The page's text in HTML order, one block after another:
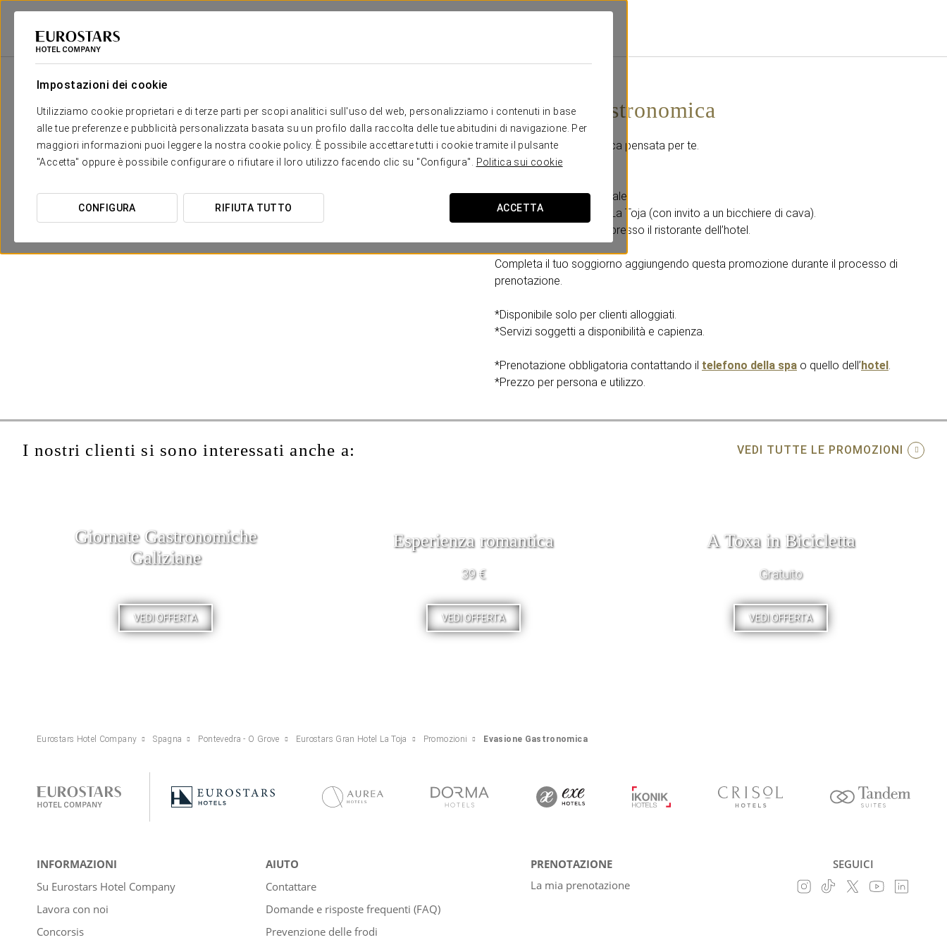
Impostazioni dei cookie
Utilizziamo cookie proprietari e di terze parti per scopi analitici sull'uso del web, personalizziamo i contenuti in base
alle tue preferenze e pubblicità personalizzata basata su un profilo dalla raccolta delle tue abitudini di navigazione. Per
maggiori informazioni puoi leggere la nostra cookie policy. È possibile accettare tutti i cookie tramite il pulsante
"Accetta" oppure è possibile configurare o rifiutare il loro utilizzo facendo clic su "Configura".
Politica sui cookie
CONFIGURA RIFIUTA TUTTO ACCETTA
Eurostars Hotel Company
Evasione gastronomica
Goditi un’esperienza unica pensata per te.
- Sessione nel club termale.
- Ingresso al casinò de La Toja (con invito a un bicchiere di cava).
- Cena menù dello chef presso il ristorante dell’hotel.
Completa il tuo soggiorno aggiungendo questa promozione durante il processo di
prenotazione.
*Disponibile solo per clienti alloggiati.
*Servizi soggetti a disponibilità e capienza.
*Prenotazione obbligatoria contattando il telefono della spa o quello dell’hotel.
*Prezzo per persona e utilizzo.
I nostri clienti si sono interessati anche a: VEDI TUTTE LE PROMOZIONI
Giornate Gastronomiche
Galiziane
VEDI OFFERTA
Esperienza romantica
39 €
VEDI OFFERTA
A Toxa in Bicicletta
Gratuito
VEDI OFFERTA
Eurostars Hotel Company Spagna Pontevedra - O Grove Eurostars Gran Hotel La Toja Promozioni Evasione Gastronomica
INFORMAZIONI
Su Eurostars Hotel Company
Lavora con noi
Concorsis
AIUTO
Contattare
Domande e risposte frequenti (FAQ)
Prevenzione delle frodi
PRENOTAZIONE
La mia prenotazione
SEGUICI